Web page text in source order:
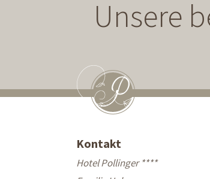
Unsere
Kontakt
Hotel Pollinger ****